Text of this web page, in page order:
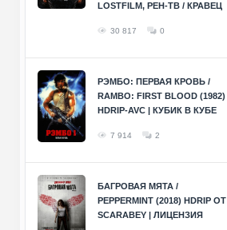
LOSTFILM, РЕН-ТВ / КРАВЕЦ
30 817 0
РЭМБО: ПЕРВАЯ КРОВЬ /
RAMBO: FIRST BLOOD (1982)
HDRIP-AVC | КУБИК В КУБЕ
7 914 2
БАГРОВАЯ МЯТА /
PEPPERMINT (2018) HDRIP ОТ
SCARABEY | ЛИЦЕНЗИЯ